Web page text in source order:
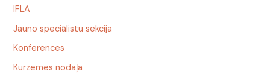
IFLA
Jauno speciālistu sekcija
Konferences
Kurzemes nodaļa